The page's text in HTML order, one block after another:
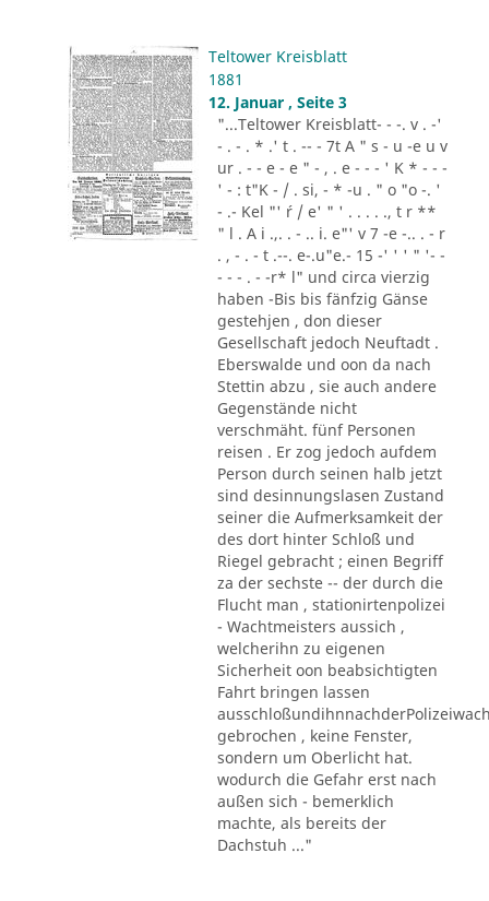
Teltower Kreisblatt
1881
12. Januar , Seite 3
"...Teltower Kreisblatt- - -. v . -'
- . - . * .' t . -- - 7t A " s - u -e u v
ur . - - e - e " - , . e - - - ' K * - - -
' - : t"K - / . si, - * -u . " o "o -. '
- .- Kel "' ´r / e' " ' . . . . ., t r **
" l . A i .,. . - .. i. e"' v 7 -e -.. . - r
. , - . - t .--. e-.u"e.- 15 -' ' ' " '- -
- - - . - -r* l" und circa vierzig
haben -Bis bis fänfzig Gänse
gestehjen , don dieser
Gesellschaft jedoch Neuftadt .
Eberswalde und oon da nach
Stettin abzu , sie auch andere
Gegenstände nicht
verschmäht. fünf Personen
reisen . Er zog jedoch aufdem
Person durch seinen halb jetzt
sind desinnungslasen Zustand
seiner die Aufmerksamkeit der
des dort hinter Schloß und
Riegel gebracht ; einen Begriff
za der sechste -- der durch die
Flucht man , stationirtenpolizei
- Wachtmeisters aussich ,
welcherihn zu eigenen
Sicherheit oon beabsichtigten
Fahrt bringen lassen
gebrochen , keine Fenster,
sondern um Oberlicht hat.
wodurch die Gefahr erst nach
außen sich - bemerklich
machte, als bereits der
Dachstuh ..."